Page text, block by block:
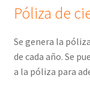
Póliza de
Se genera la
de cada año. Se
a la póliza para